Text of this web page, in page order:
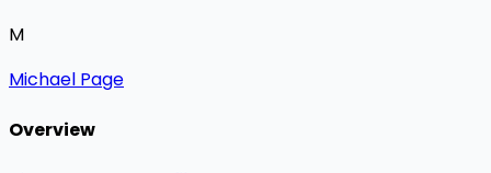
M
Michael Page
Overview